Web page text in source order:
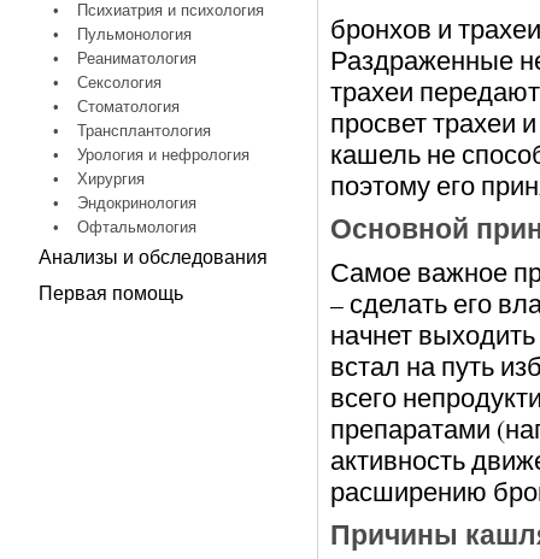
•
Психиатрия и психология
•
Пульмонология
•
Реаниматология
•
Сексология
•
Стоматология
•
Трансплантология
•
Урология и нефрология
•
Хирургия
•
Эндокринология
•
Офтальмология
Анализы и обследования
Первая помощь
бронхов и
Раздраженные
трахеи
просвет трахеи
кашель не
поэтому его
Основной
Самое важное
– сделать его
начнет выходить
встал на путь
всего
препаратами
активность
расширению
Причины